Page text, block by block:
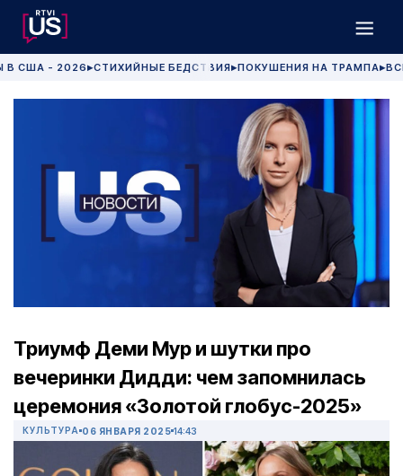
В США - 2026 ▶СТИХИЙНЫЕ БЕДСТВИЯ▶ПОКУШЕНИЯ НА ТРАМПА▶
Триумф Деми Мур и шутки про
вечеринки Дидди: чем запомнилась
церемония «Золотой глобус-2025»
КУЛЬТУРА 06 ЯНВАРЯ 2025 14:43